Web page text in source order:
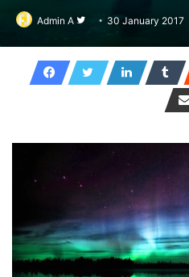
Admin A
Follow
Twitter
30 January 2017